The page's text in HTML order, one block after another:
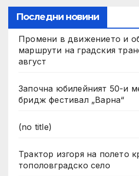
Последни новини
Промени в движението и
маршрути на градския
август
Започна юбилейният 50-и
бридж фестивал „Варна“
(no title)
Трактор изгоря на полето
тополовградско село